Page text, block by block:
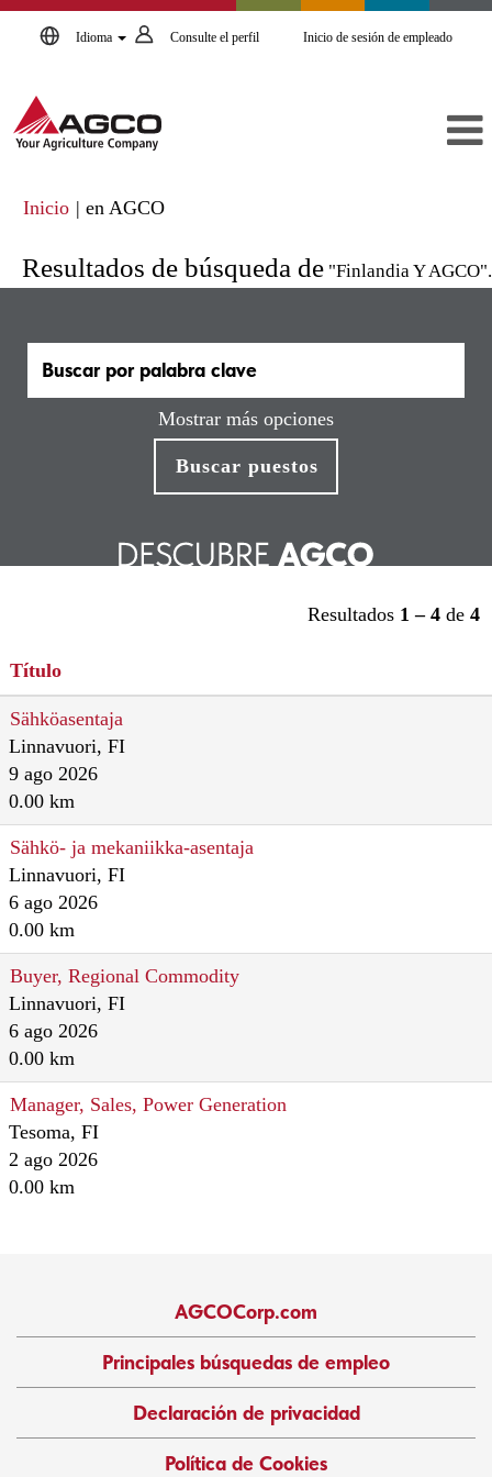
Idioma Consulte el perfil Inicio de sesión de empleado
Inicio | en AGCO(página
Resultados de búsqueda de "Finlandia Y AGCO".
Mostrar más opciones
Resultados 1 – 4 de 4
Título
Sähköasentaja
Linnavuori, FI
9 ago 2026
0.00 km
Sähkö- ja mekaniikka-asentaja
Linnavuori, FI
6 ago 2026
0.00 km
Buyer, Regional Commodity
Linnavuori, FI
6 ago 2026
0.00 km
Manager, Sales, Power Generation
Tesoma, FI
2 ago 2026
0.00 km
AGCOCorp.com
Principales búsquedas de empleo
Declaración de privacidad
Política de Cookies